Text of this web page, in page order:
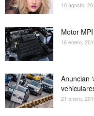
10 agosto,
Motor MPI
16 enero,
Anuncian
21 enero,